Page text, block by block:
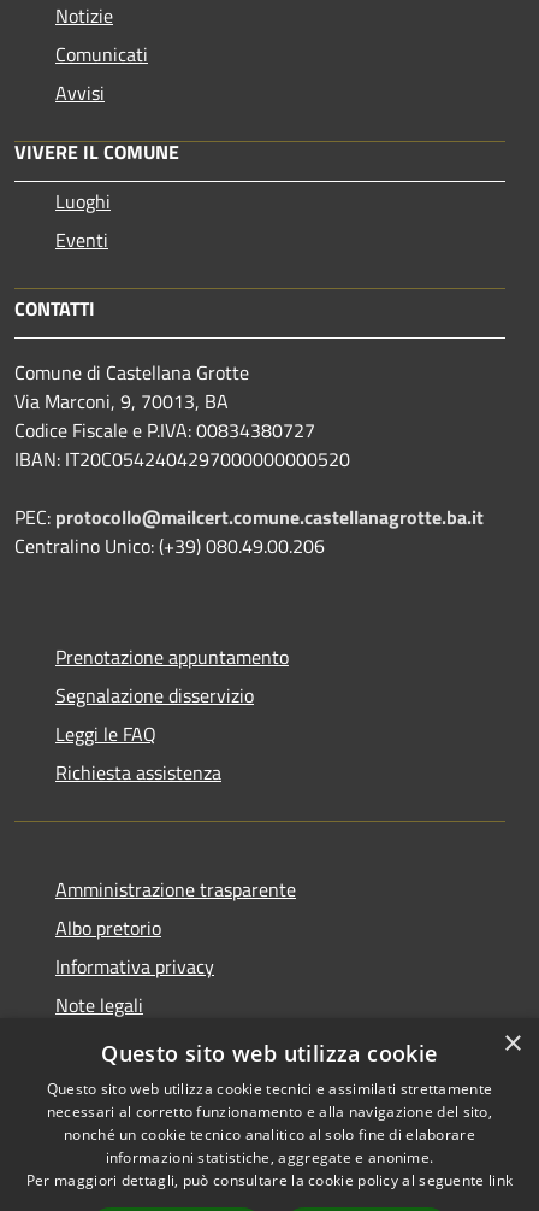
Notizie
Comunicati
Avvisi
VIVERE IL COMUNE
Luoghi
Eventi
CONTATTI
Comune di Castellana Grotte
Via Marconi, 9, 70013, BA
Codice Fiscale e P.IVA: 00834380727
IBAN: IT20C0542404297000000000520
PEC: protocollo@mailcert.comune.castellanagrotte.ba.it
Centralino Unico: (+39) 080.49.00.206
Prenotazione appuntamento
Segnalazione disservizio
Leggi le FAQ
Richiesta assistenza
Amministrazione trasparente
Albo pretorio
Informativa privacy
Note legali
Dichiarazione di accessibilità
Accessibilità
Copyright © 2026 • Comune di
Castellana Grotte • Powered
×
Questo sito web utilizza cookie
Questo sito web utilizza cookie tecnici e assimilati strettamente
necessari al corretto funzionamento e alla navigazione del sito,
nonché un cookie tecnico analitico al solo fine di elaborare
informazioni statistiche, aggregate e anonime.
Per maggiori dettagli, può consultare la cookie policy al seguente link